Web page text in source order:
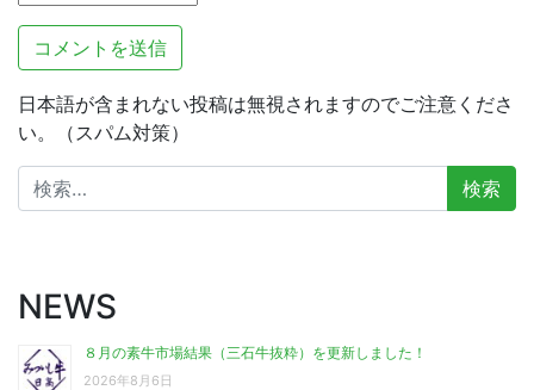
日本語が含まれない投稿は無視されますのでご注意くださ
い。（スパム対策）
検
索:
NEWS
８月の素牛市場結果（三石牛抜粋）を更新しました！
2026年8月6日